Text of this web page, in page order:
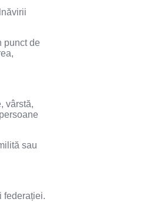
punct de
vârstă,
sau
federației.